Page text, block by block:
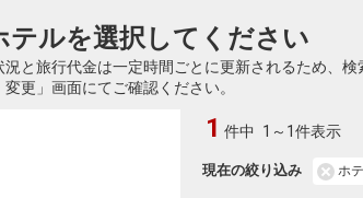
テルを選択してください
と旅行代金は一定時間ごとに更新されるため、
変更」画面にてご確認ください。
現在の絞り込み ホ
1 件中 1～1件表示